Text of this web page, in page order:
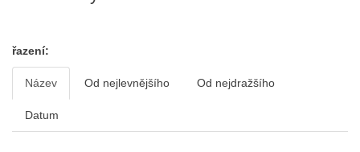
řazení:
Název Od nejlevnějšího Od nejdražšího
Datum